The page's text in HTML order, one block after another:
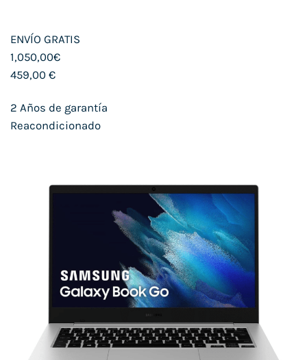
ENVÍO GRATIS
1,050,00€
459,00 €
2 Años de garantía
Reacondicionado